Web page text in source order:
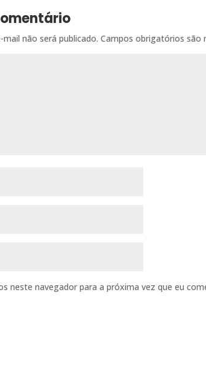
não será publicado. Campos obrigatórios são
neste navegador para a próxima vez que eu